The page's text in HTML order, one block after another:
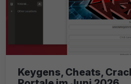
Keygens, Cheats,